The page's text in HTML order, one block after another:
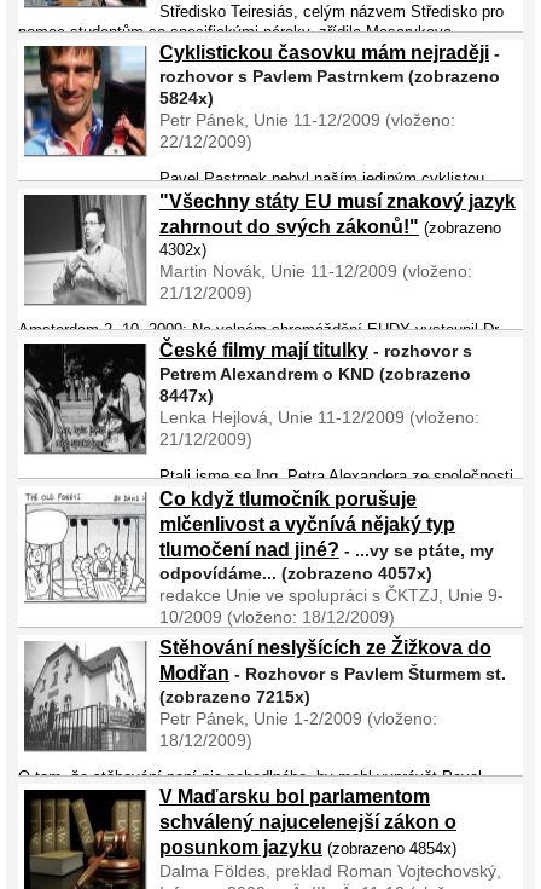
Středisko Teiresiás, celým názvem Středisko pro
pomoc studentům se specifickými nároky, zřídila Masarykova
univerzita v Brně před devíti lety. Jeho úkolem je zajišťovat, aby
studijní obory akreditované na univerzitě byly v&nb ...
Cyklistickou časovku mám nejraději -
rozhovor s Pavlem Pastrnkem (zobrazeno
5824x)
Petr Pánek, Unie 11-12/2009 (vloženo:
22/12/2009)
Pavel Pastrnek nebyl naším jediným cyklistou
v Taipei. Spolu s ním Česko reprezentovali ještě Jan Čapek, František
Kocourek a Josef Merunka. Nejlepšího výsledku z nich dosáhl právě
Pavel Pastrnek, který byl dosud p ...
"Všechny státy EU musí znakový jazyk
zahrnout do svých zákonů!" (zobrazeno
4302x)
Martin Novák, Unie 11-12/2009 (vloženo:
21/12/2009)
Amsterdam 2. 10. 2009: Na valném shromáždění EUDY vystoupil Dr.
Ádam Kósza se svým příspěvkem o Evropských institucích, a tak jsem
této příležitosti využil a požádal jsem ho o rozhovor. Velmi ho to
potěšilo a ochotně mi vypráv ...
České filmy mají titulky - rozhovor s
Petrem Alexandrem o KND (zobrazeno
8447x)
Lenka Hejlová, Unie 11-12/2009 (vloženo:
21/12/2009)
Ptali jsme se Ing. Petra Alexandera ze společnosti
Port Lingua, s. r. o., co přináší neslyšícím projekt Kino neslyšícího
diváka (KND)? Cílem projektu KND je, aby neslyšící mohli chodit do
kina na české filmy. Ve vybraných kinech bu ...
Co když tlumočník porušuje
mlčenlivost a vyčnívá nějaký typ
tlumočení nad jiné? - ...vy se ptáte, my
odpovídáme... (zobrazeno 4057x)
redakce Unie ve spolupráci s ČKTZJ, Unie 9-
10/2009 (vloženo: 18/12/2009)
Zjistil jsem, že jeden tlumočník, který působí v Ústí nad labem,
nedodržuje mlčenlivost. Prozrazuje výsledky tlumočených jednání, i o
sobě jsem se leccos dozvěděl, a přitom to byla tajná věc, se kterou
jsem se nikd ...
Stěhování neslyšících ze Žižkova do
Modřan - Rozhovor s Pavlem Šturmem st.
(zobrazeno 7215x)
Petr Pánek, Unie 1-2/2009 (vloženo:
18/12/2009)
O tom, že stěhování není nic pohodlného, by mohl vyprávět Pavel
Šturm starší (53 let). Jako dlouholetý člen navštěvuje Pražský spolek
neslyšících již na několikáté adrese. Začínal jako mladík v oddílu
šachistů a nyní je ...
V Maďarsku bol parlamentom
schválený najucelenejší zákon o
posunkom jazyku (zobrazeno 4854x)
Dalma Földes, preklad Roman Vojtechovský,